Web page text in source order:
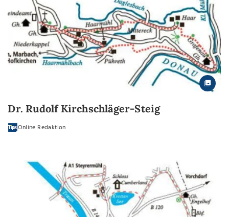
Dr. Rudolf Kirchschläger-Steig
Online Redaktion